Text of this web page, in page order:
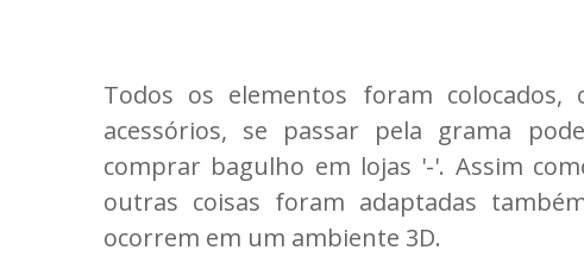
Todos os elementos foram
acessórios, se passar pela grama
comprar bagulho em lojas '-'. Assim
outras coisas foram adaptadas
ocorrem em um ambiente 3D.